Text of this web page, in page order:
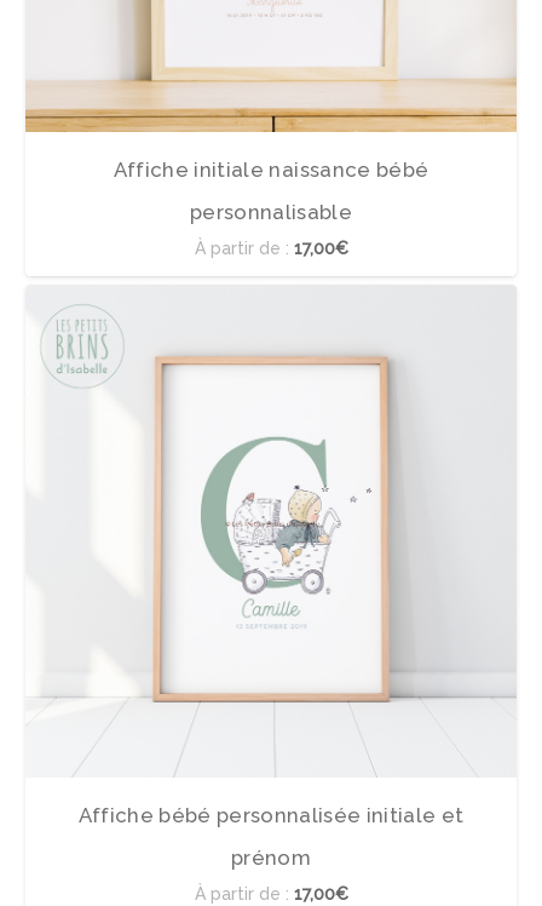
Affiche initiale naissance bébé
personnalisable
À partir de : 17,00€
Affiche bébé personnalisée initiale et
prénom
À partir de : 17,00€